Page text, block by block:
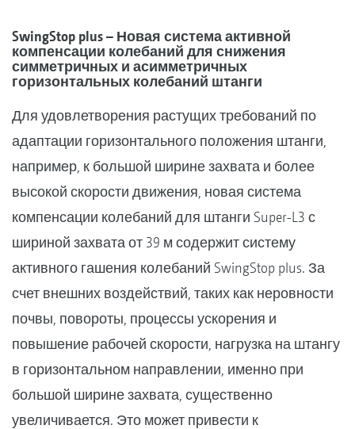
SwingStop plus – Новая система активной
компенсации колебаний для снижения
симметричных и асимметричных
горизонтальных колебаний штанги
Для удовлетворения растущих требований по
адаптации горизонтального положения штанги,
например, к большой ширине захвата и более
высокой скорости движения, новая система
компенсации колебаний для штанги Super-L3 с
шириной захвата от 39 м содержит систему
активного гашения колебаний SwingStop plus. За
счет внешних воздействий, таких как неровности
почвы, повороты, процессы ускорения и
повышение рабочей скорости, нагрузка на штангу
в горизонтальном направлении, именно при
большой ширине захвата, существенно
увеличивается. Это может привести к